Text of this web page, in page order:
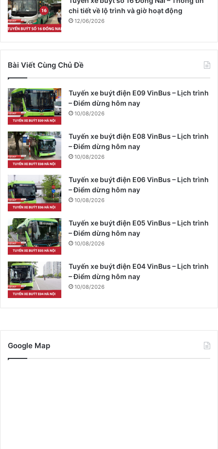
chi tiết về lộ trình và giờ hoạt động
12/06/2026
Bài Viết Cùng Chủ Đề
Tuyến xe buýt điện E09 VinBus – Lịch trình
– Điểm dừng hôm nay
10/08/2026
Tuyến xe buýt điện E08 VinBus – Lịch trình
– Điểm dừng hôm nay
10/08/2026
Tuyến xe buýt điện E06 VinBus – Lịch trình
– Điểm dừng hôm nay
10/08/2026
Tuyến xe buýt điện E05 VinBus – Lịch trình
– Điểm dừng hôm nay
10/08/2026
Tuyến xe buýt điện E04 VinBus – Lịch trình
– Điểm dừng hôm nay
10/08/2026
Google Map